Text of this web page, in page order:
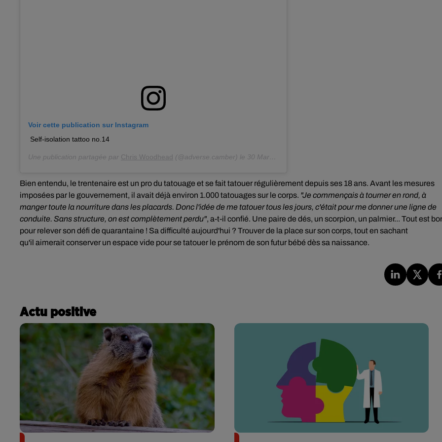
Voir cette publication sur Instagram
Self-isolation tattoo no.14
Une publication partagée par Chris Woodhead (@adverse.camber) le 30 Mars 2020 à 8 :13 PDT
Bien entendu, le trentenaire est un pro du tatouage et se fait tatouer régulièrement depuis ses 18 ans. Avant les mesures
imposées par le gouvernement, il avait déjà environ 1.000 tatouages sur le corps. "Je commençais à tourner en rond, à
manger toute la nourriture dans les placards. Donc l'idée de me tatouer tous les jours, c'était pour me donner une ligne de
conduite. Sans structure, on est complètement perdu", a-t-il confié. Une paire de dés, un scorpion, un palmier... Tout est
pour relever son défi de quarantaine ! Sa difficulté aujourd'hui ? Trouver de la place sur son corps, tout en sachant
qu'il aimerait conserver un espace vide pour se tatouer le prénom de son futur bébé dès sa naissance.
Actu positive